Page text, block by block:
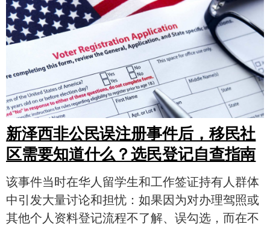
新泽西非公民误注册事件后，移民社
区需要知道什么？选民登记自查指南
该事件当时在华人留学生和工作签证持有人群体
中引发大量讨论和担忧：如果因为对办理驾照或
其他个人资料登记流程不了解、误勾选，而在不